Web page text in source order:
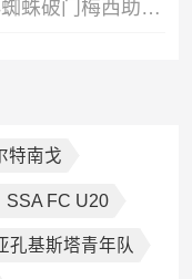
阿根廷加时3-1瑞士进4强小蜘蛛破门梅西助攻麦卡恩博洛假摔染红
特南戈
SSA FC U20
孔基斯塔青年队